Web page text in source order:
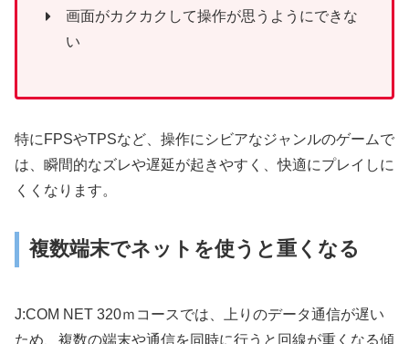
画面がカクカクして操作が思うようにできな
い
特にFPSやTPSなど、操作にシビアなジャンルのゲームで
は、瞬間的なズレや遅延が起きやすく、快適にプレイしに
くくなります。
複数端末でネットを使うと重くなる
J:COM NET 320ｍコースでは、上りのデータ通信が遅い
ため、複数の端末や通信を同時に行うと回線が重くなる傾